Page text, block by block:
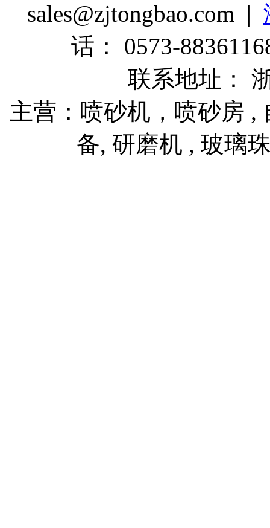
sales@zjtongbao.com |
话： 0573-
联系地址：
主营：喷砂机，喷砂房 ,
备, 研磨机 , 玻璃